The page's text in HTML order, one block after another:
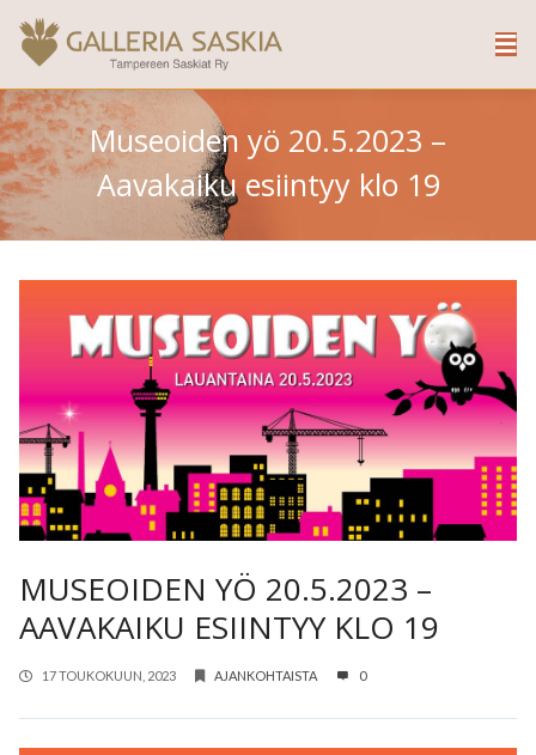
Museoiden yö 20.5.2023 –
Aavakaiku esiintyy klo 19
MUSEOIDEN YÖ 20.5.2023 –
AAVAKAIKU ESIINTYY KLO 19
17 TOUKOKUUN, 2023 AJANKOHTAISTA 0